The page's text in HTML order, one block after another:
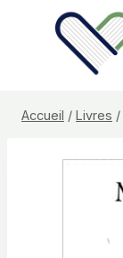
Accueil / Livres /